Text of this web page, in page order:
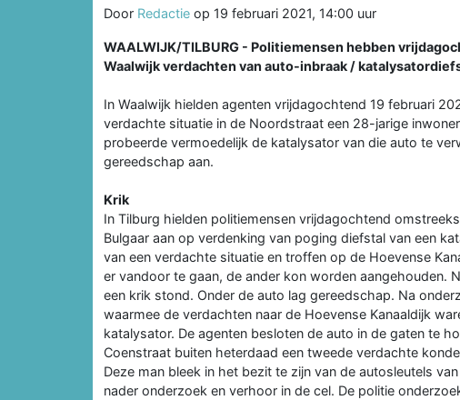
Door Redactie op 19 februari 2021, 14:00 uur
WAALWIJK/TILBURG - Politiemensen hebben
Waalwijk verdachten van auto-inbraak /
In Waalwijk hielden agenten vrijdagochtend 19 februari
verdachte situatie in de Noordstraat een 28-jarige
probeerde vermoedelijk de katalysator van die auto te
gereedschap aan.
Krik
In Tilburg hielden politiemensen vrijdagochtend
Bulgaar aan op verdenking van poging diefstal van een
van een verdachte situatie en troffen op de Hoevense
er vandoor te gaan, de ander kon worden aangehouden.
een krik stond. Onder de auto lag gereedschap. Na
waarmee de verdachten naar de Hoevense Kanaaldijk
katalysator. De agenten besloten de auto in de gaten te
Coenstraat buiten heterdaad een tweede verdachte
Deze man bleek in het bezit te zijn van de autosleutels
nader onderzoek en verhoor in de cel. De politie